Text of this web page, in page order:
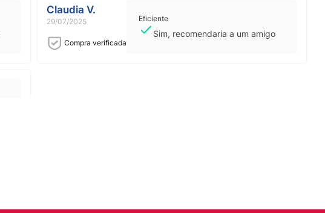
Claudia V.
29/07/2025
Compra verificada
Eficiente
Sim, recomendaria a um amigo